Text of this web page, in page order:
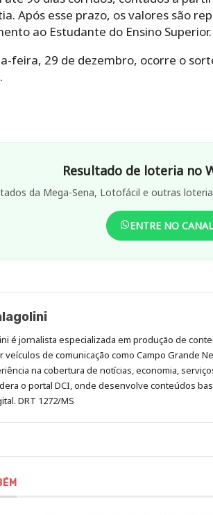
Após esse prazo, os valores são
ao Estudante do Ensino Superior.
feira, 29 de dezembro, ocorre o
Resultado de loteria no
da Mega-Sena, Lotofácil e outras
ENTRE NO CANAL
é jornalista especializada em produção de
veículos de comunicação como Campo Grande
na cobertura de notícias, economia,
o portal DCI, onde desenvolve conteúdos
DRT 1272/MS